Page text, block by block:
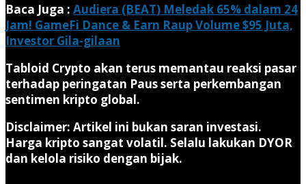
Baca Juga : Audiera (BEAT) Meledak 65% dalam 24
Jam! GameFi Dance & Earn Raup Volume $95 Juta,
Investor Gila-gilaan
Tabloid Crypto akan terus memantau reaksi pasar
terhadap peringatan Paus serta perkembangan
sentimen kripto global.
Disclaimer: Artikel ini bukan saran investasi.
Harga kripto sangat volatil. Selalu lakukan DYOR
dan kelola risiko dengan bijak.